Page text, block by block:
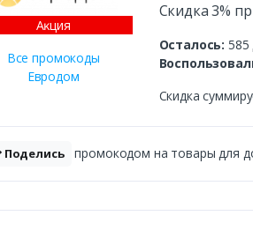
Аĸция
Все промокоды
Евродом
Скидка 3%
Осталось: 585
Скидка
Поделись промокодом на товары для